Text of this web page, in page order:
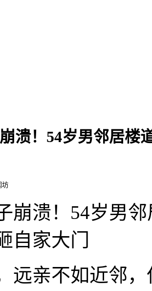
溃！54岁男邻居楼
坊
崩溃！54岁男
自家大门
远亲不如近邻